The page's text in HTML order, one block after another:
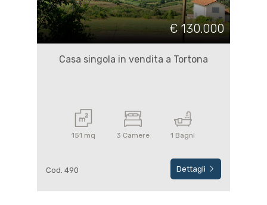
€ 130.000
Casa singola in vendita a Tortona
151 mq 3 Camere 1 Bagni
Cod. 490 Dettagli